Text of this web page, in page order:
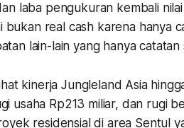
laba pengukuran kembali
bukan real cash karena hanya
lain-lain yang hanya catatan
kinerja Jungleland Asia
usaha Rp213 miliar, dan rugi
residensial di area Sentul